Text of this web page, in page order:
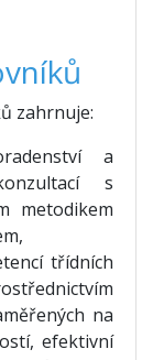
zahrnuje:
a
s
metodikem
třídních
na
efektivní